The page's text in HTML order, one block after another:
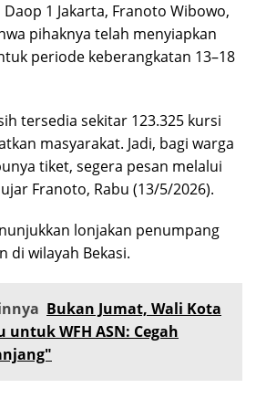
1 Jakarta, Franoto Wibowo,
pihaknya telah menyiapkan
periode keberangkatan 13–18
tersedia sekitar 123.325 kursi
masyarakat. Jadi, bagi warga
tiket, segera pesan melalui
Franoto, Rabu (13/5/2026).
lonjakan penumpang
di wilayah Bekasi.
Bukan Jumat, Wali Kota
untuk WFH ASN: Cegah